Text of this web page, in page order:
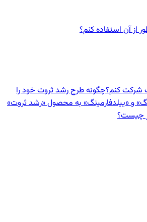
آن استفاده کنم؟
شرکت کنم؟چگونه طرح رشد ثروت خود را
و «ییلدفارمینگ» به محصول «رشد ثروت»
چیست؟